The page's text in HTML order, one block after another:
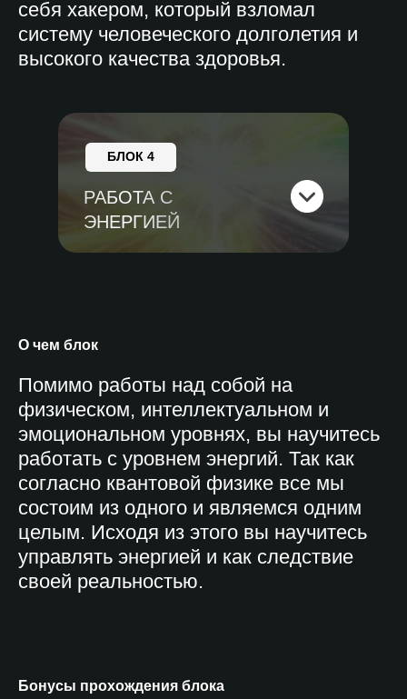
себя хакером, который взломал
систему человеческого долголетия и
высокого качества здоровья.
РАБОТА С
ЭНЕРГИЕЙ
БЛОК 4
О чем блок
Помимо работы над собой на
физическом, интеллектуальном и
эмоциональном уровнях, вы научитесь
работать с уровнем энергий. Так как
согласно квантовой физике все мы
состоим из одного и являемся одним
целым. Исходя из этого вы научитесь
управлять энергией и как следствие
своей реальностью.
Бонусы прохождения блока